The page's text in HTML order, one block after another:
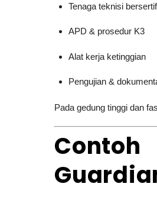
Tenaga teknisi
APD & prosedur K3
Alat kerja ketinggian
Pengujian &
Pada gedung tinggi dan